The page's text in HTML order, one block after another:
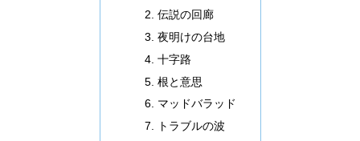
伝説の回廊
夜明けの台地
十字路
根と意思
マッドバラッド
トラブルの波